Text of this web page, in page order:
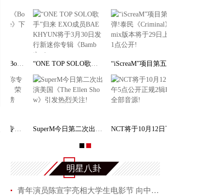
“ONE TOP SOLO歌手”归来 EXO成员BAEKHYUN将于 “iScreaM”项目第五弹!泰民《Criminal》Remix
SuperM今日第二次出演美国《The Ellen Show》引 NCT将于10月12日下午5点公开正规2辑Pt.1全部音
明星八卦
青年演员陈宣宇亮相大学生电影节 向中国电影发